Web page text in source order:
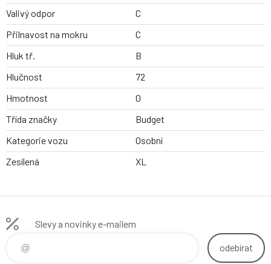
Valivý odpor
C
Přilnavost na mokru
C
Hluk tř.
B
Hlučnost
72
Hmotnost
0
Třída značky
Budget
Kategorie vozu
Osobní
Zesílená
XL
Slevy a novinky e-mailem
odebírat